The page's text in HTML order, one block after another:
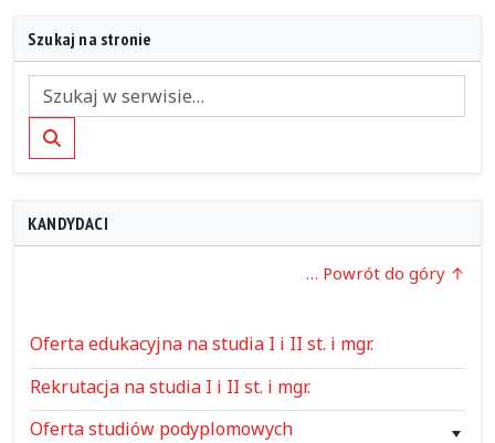
Szukaj na stronie
Szukaj
KANDYDACI
… Powrót do góry
Oferta edukacyjna na studia I i II st. i mgr.
Rekrutacja na studia I i II st. i mgr.
Oferta studiów podyplomowych